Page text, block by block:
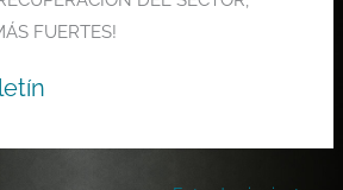
FUERTES!